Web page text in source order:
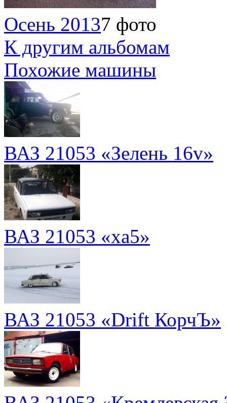
Осень 20137 фото
К другим альбомам
Похожие машины
ВАЗ 21053 «Зелень 16v»
ВАЗ 21053 «xа5»
ВАЗ 21053 «Drift КорчЪ»